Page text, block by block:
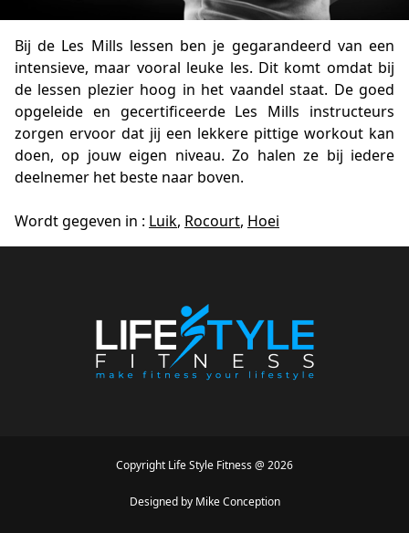
Bij de Les Mills lessen ben je gegarandeerd van een
intensieve, maar vooral leuke les. Dit komt omdat bij
de lessen plezier hoog in het vaandel staat. De goed
opgeleide en gecertificeerde Les Mills instructeurs
zorgen ervoor dat jij een lekkere pittige workout kan
doen, op jouw eigen niveau. Zo halen ze bij iedere
deelnemer het beste naar boven.
Wordt gegeven in : Luik, Rocourt, Hoei
Copyright Life Style Fitness @ 2026
Designed by Mike Conception